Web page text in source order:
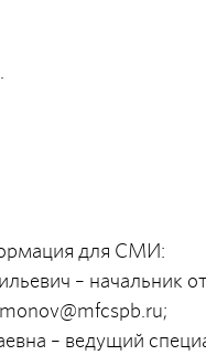
для СМИ:
– начальник
;
– ведущий